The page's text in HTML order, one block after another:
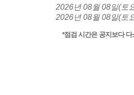
2026년 08월 08일(토
2026년 08월 08일(토
*점검 시간은 공지보다